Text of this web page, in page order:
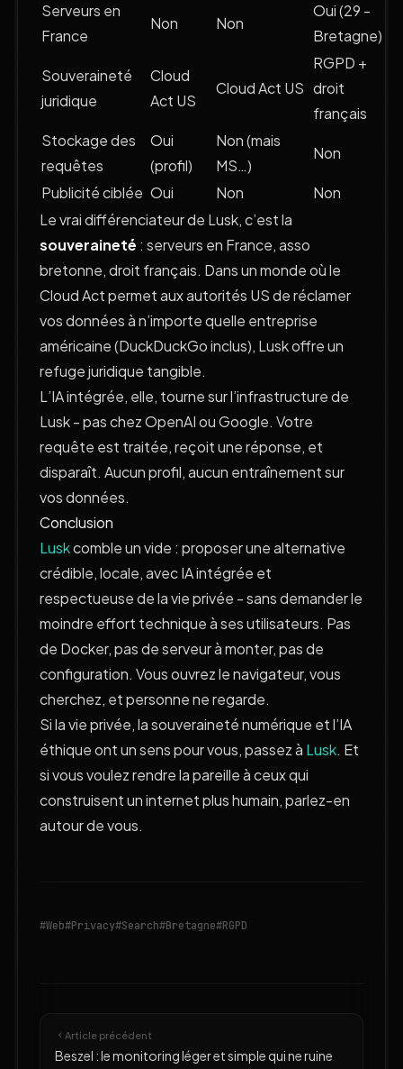
Serveurs en
France
Non Non
Oui (29 -
Bretagne)
Souveraineté
juridique
Cloud
Act US
Cloud Act US
RGPD +
droit
français
Stockage des
requêtes
Oui
(profil)
Non (mais
MS…)
Non
Publicité ciblée Oui Non
Non
Le vrai différenciateur de Lusk, c’est la
souveraineté : serveurs en France, asso
bretonne, droit français. Dans un monde où le
Cloud Act permet aux autorités US de réclamer
vos données à n’importe quelle entreprise
américaine (DuckDuckGo inclus), Lusk offre un
refuge juridique tangible.
L’IA intégrée, elle, tourne sur l’infrastructure de
Lusk - pas chez OpenAI ou Google. Votre
requête est traitée, reçoit une réponse, et
disparaît. Aucun profil, aucun entraînement sur
vos données.
Conclusion
Luskcomble un vide : proposer une alternative
crédible, locale, avec IA intégrée et
respectueuse de la vie privée - sans demander le
moindre effort technique à ses utilisateurs. Pas
de Docker, pas de serveur à monter, pas de
configuration. Vous ouvrez le navigateur, vous
cherchez, et personne ne regarde.
Si la vie privée, la souveraineté numérique et l’IA
éthique ont un sens pour vous, passez à Lusk. Et
si vous voulez rendre la pareille à ceux qui
construisent un internet plus humain, parlez-en
autour de vous.
#Web#Privacy#Search#Bretagne#RGPD
Article précédent
Beszel : le monitoring léger et simple qui ne ruine